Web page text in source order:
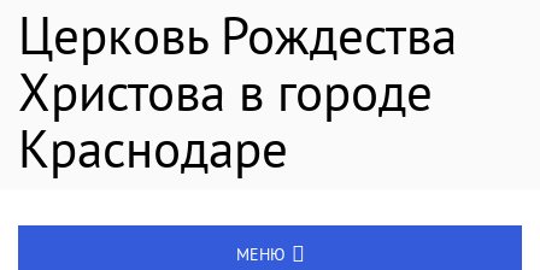
Церковь Рождества
Христова в городе
Краснодаре
МЕНЮ